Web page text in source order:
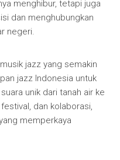
menghibur, tetapi juga
dan menghubungkan
negeri.
jazz yang semakin
jazz Indonesia untuk
unik dari tanah air ke
dan kolaborasi,
memperkaya